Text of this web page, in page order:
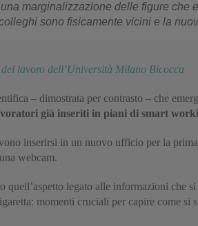
marginalizzazione delle figure che
sono fisicamente vicini e la
lavoro dell’Università Milano Bicocca
– dimostrata per contrasto – che
già inseriti in piani di smart
inserirsi in un nuovo ufficio per la
webcam.
quell’aspetto legato alle informazioni che
momenti cruciali per capire come